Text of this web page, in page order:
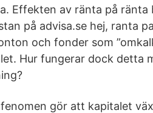
Effekten av ränta på
på advisa.se hej, ranta
och fonder som
Hur fungerar dock detta
gör att kapitalet